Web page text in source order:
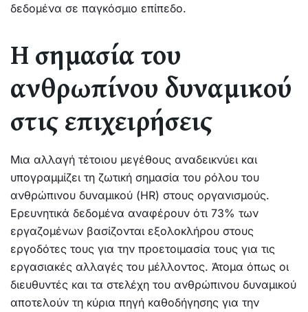
δεδομένα σε παγκόσμιο επίπεδο.
Η σημασία του
ανθρωπίνου δυναμικού
στις επιχειρήσεις
Μια αλλαγή τέτοιου μεγέθους αναδεικνύει και
υπογραμμίζει τη ζωτική σημασία του ρόλου του
ανθρώπινου δυναμικού (HR) στους οργανισμούς.
Ερευνητικά δεδομένα αναφέρουν ότι 73% των
εργαζομένων βασίζονται εξολοκλήρου στους
εργοδότες τους για την προετοιμασία τους για τις
εργασιακές αλλαγές του μέλλοντος. Άτομα όπως οι
διευθυντές και τα στελέχη του ανθρώπινου δυναμικού
αποτελούν τη κύρια πηγή καθοδήγησης για την